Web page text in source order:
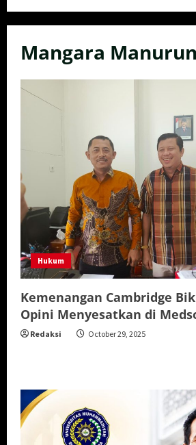
Mangara
Hukum
Kemenangan Cambridge
Opini Menyesatkan di
Redaksi October 29, 2025